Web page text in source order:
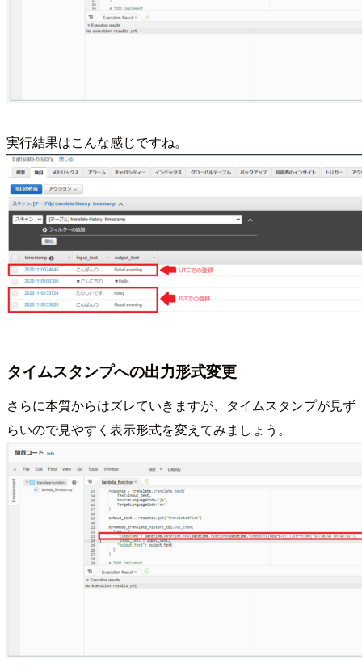
実行結果はこんな感じですね。
タイムスタンプへの出力形式変更
さらに本質からはズレていきますが、タイムスタンプが見ず
らいので見やすく表示形式を変えてみましょう。